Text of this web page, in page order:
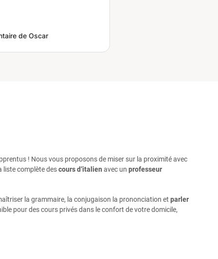
de Oscar
! Nous vous proposons de miser sur la proximité avec
liste complète descours d’italien avec un professeur
la grammaire, la conjugaison la prononciation et parler
pour des cours privés dans le confort de votre domicile,